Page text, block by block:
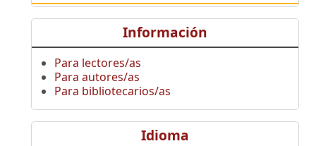
Información
Para lectores/as
Para autores/as
Para bibliotecarios/as
Idioma